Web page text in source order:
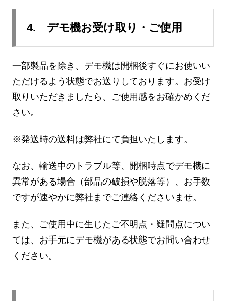
4. デモ機お受け取り・ご使用
一部製品を除き、デモ機は開梱後すぐにお使いい
ただけるよう状態でお送りしております。お受け
取りいただきましたら、ご使用感をお確かめくだ
さい。
※発送時の送料は弊社にて負担いたします。
なお、輸送中のトラブル等、開梱時点でデモ機に
異常がある場合（部品の破損や脱落等）、お手数
ですが速やかに弊社までご連絡くださいませ。
また、ご使用中に生じたご不明点・疑問点につい
ては、お手元にデモ機がある状態でお問い合わせ
ください。